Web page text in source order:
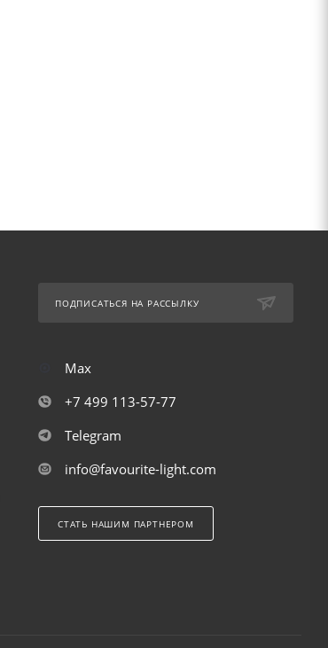
ПОДПИСАТЬСЯ НА РАССЫЛКУ
Max
+7 499 113-57-77
Telegram
info@favourite-light.com
СТАТЬ НАШИМ ПАРТНЕРОМ